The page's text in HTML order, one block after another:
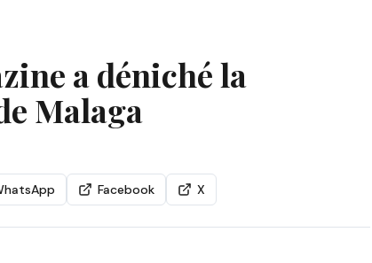
a déniché la
Malaga
Facebook X